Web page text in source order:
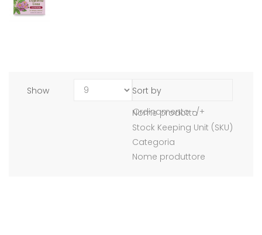
Show
Sort by
Ordinamento -/+
Nome prodotto
Stock Keeping Unit (SKU)
Categoria
Nome produttore